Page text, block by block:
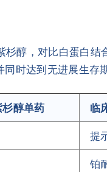
醇，对比白蛋白
时达到无进展生存期
醇单药 临
提
铂